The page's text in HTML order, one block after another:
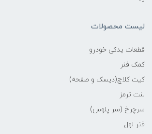
لیست محصولات
قطعات یدکی خودرو
کمک فنر
کیت کلاچ(دیسک و صفحه)
لنت ترمز
سرچرخ (سر پلوس)
فنر لول